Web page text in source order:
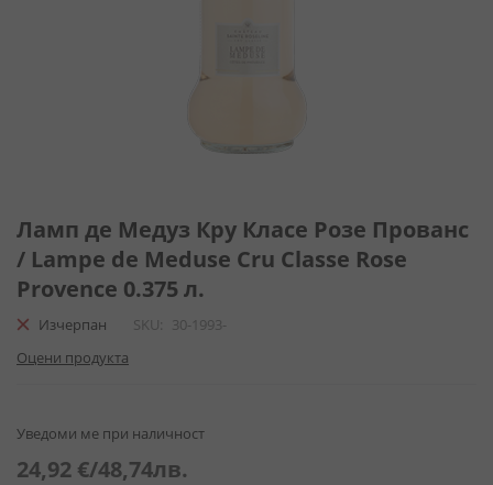
към
началото
на
галерия
снимки
Ламп де Медуз Кру Класе Розе Прованс
/ Lampe de Meduse Cru Classe Rose
Provence 0.375 л.
Изчерпан SKU
30-1993-
Оцени продукта
Уведоми ме при наличност
24,92 €/48,74лв.